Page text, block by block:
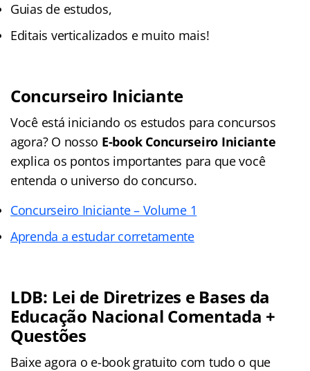
Guias de estudos,
Editais verticalizados e muito mais!
Concurseiro Iniciante
Você está iniciando os estudos para concursos
agora? O nosso E-book Concurseiro Iniciante
explica os pontos importantes para que você
entenda o universo do concurso.
Concurseiro Iniciante – Volume 1
Aprenda a estudar corretamente
LDB: Lei de Diretrizes e Bases da
Educação Nacional Comentada +
Questões
Baixe agora o e-book gratuito com tudo o que